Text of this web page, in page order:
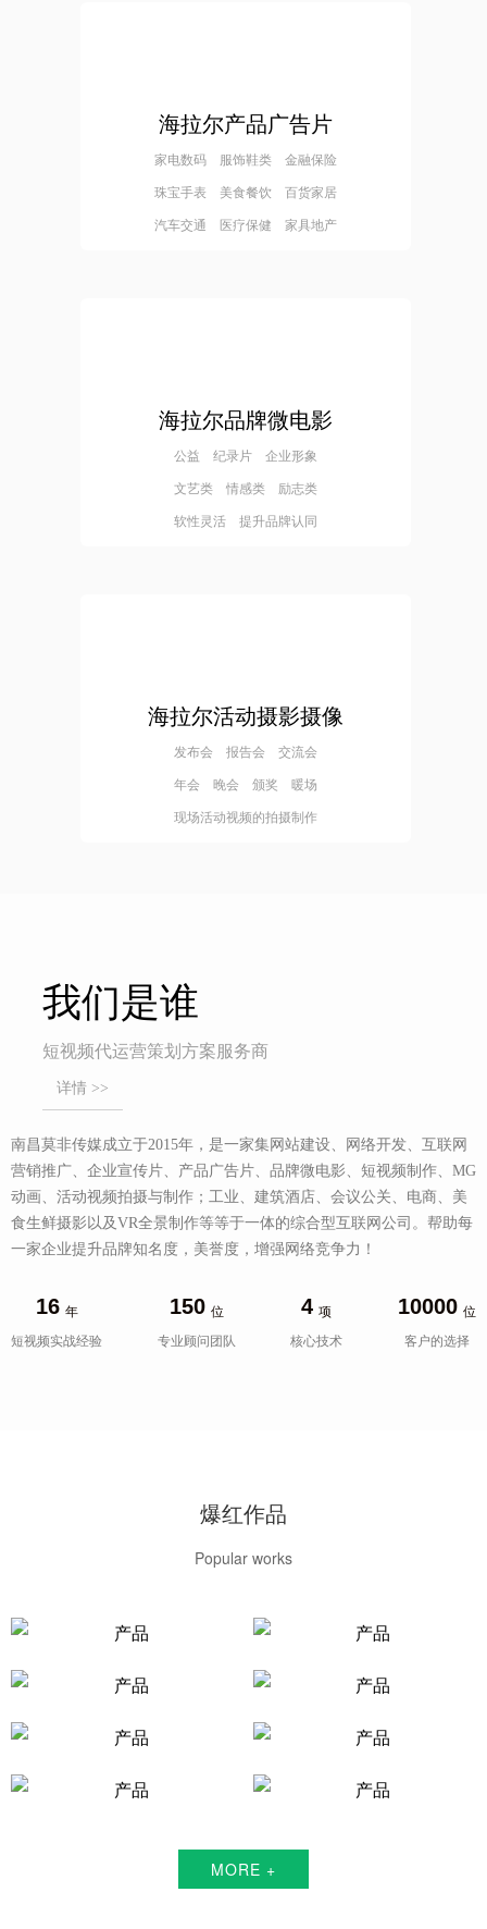
海拉尔产品广告片
家电数码 服饰鞋类 金融保险
珠宝手表 美食餐饮 百货家居
汽车交通 医疗保健 家具地产
海拉尔品牌微电影
公益 纪录片 企业形象
文艺类 情感类 励志类
软性灵活 提升品牌认同
海拉尔活动摄影摄像
发布会 报告会 交流会
年会 晚会 颁奖 暖场
现场活动视频的拍摄制作
我们是谁
短视频代运营策划方案服务商
详情 >>
南昌莫非传媒成立于2015年，是一家集网站建设、网络开发、互联网
营销推广、企业宣传片、产品广告片、品牌微电影、短视频制作、MG
动画、活动视频拍摄与制作；工业、建筑酒店、会议公关、电商、美
食生鲜摄影以及VR全景制作等等于一体的综合型互联网公司。帮助每
一家企业提升品牌知名度，美誉度，增强网络竞争力！
16 年
短视频实战经验
150 位
专业顾问团队
4 项
核心技术
10000 位
客户的选择
爆红作品
Popular works
MORE +